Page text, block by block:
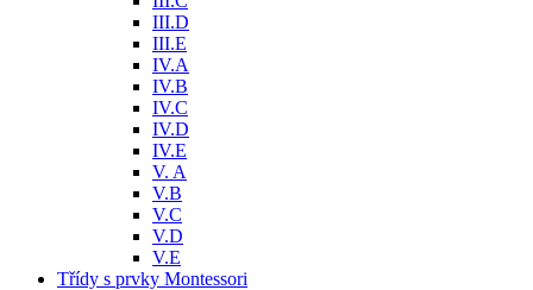
III.D
III.E
IV.A
IV.B
IV.C
IV.D
IV.E
V. A
V.B
V.C
V.D
V.E
Třídy s prvky Montessori